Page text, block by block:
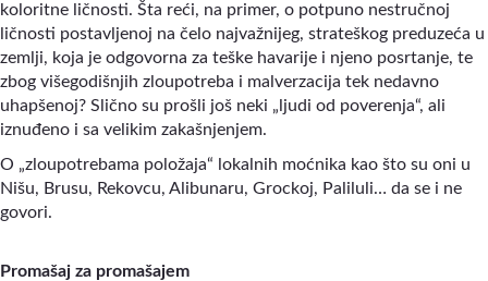
koloritne ličnosti. Šta reći, na primer, o potpuno nestručnoj
ličnosti postavljenoj na čelo najvažnijeg, strateškog preduzeća u
zemlji, koja je odgovorna za teške havarije i njeno posrtanje, te
zbog višegodišnjih zloupotreba i malverzacija tek nedavno
uhapšenoj? Slično su prošli još neki „ljudi od poverenja“, ali
iznuđeno i sa velikim zakašnjenjem.
O „zloupotrebama položaja“ lokalnih moćnika kao što su oni u
Nišu, Brusu, Rekovcu, Alibunaru, Grockoj, Paliluli… da se i ne
govori.
Promašaj za promašajem